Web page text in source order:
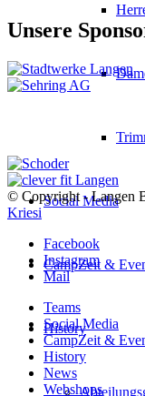
Social Media
CampZeit &
History
Unsere
© Copyright - Langen
Kriesi
Facebook
Instagram
Mail
Teams
Social Media
CampZeit &
History
News
Webshops